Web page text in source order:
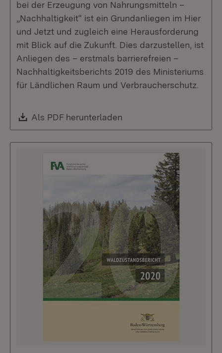
bei der Erzeugung von Nahrungsmitteln –
„Nachhaltigkeit“ ist ein Grundanliegen im Hier
und Jetzt und zugleich eine Herausforderung
mit Blick auf die Zukunft. Dies darzustellen, ist
Anliegen des – erstmals barrierefreien –
Nachhaltigkeitsberichts 2019 des Ministeriums
für Ländlichen Raum und Verbraucher­schutz.
Download:
Als PDF herunterladen